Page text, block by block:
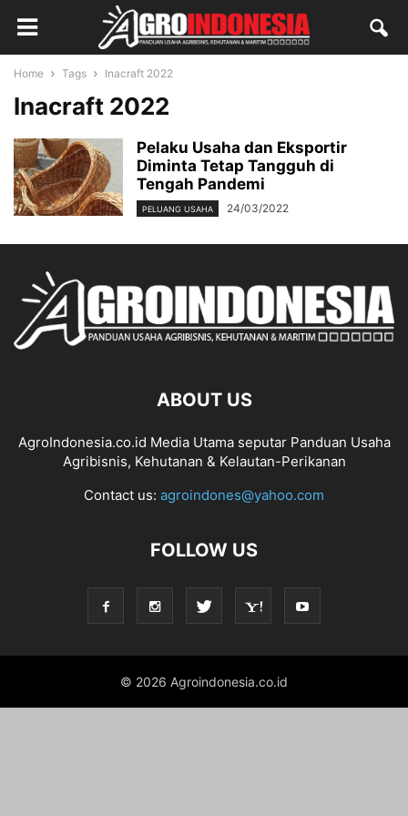
Home Tags Inacraft 2022
Inacraft 2022
Pelaku Usaha dan Eksportir
Diminta Tetap Tangguh di
Tengah Pandemi
PELUANG USAHA 24/03/2022
ABOUT US
AgroIndonesia.co.id Media Utama seputar Panduan Usaha
Agribisnis, Kehutanan & Kelautan-Perikanan
Contact us: agroindones@yahoo.com
FOLLOW US
© 2026 Agroindonesia.co.id